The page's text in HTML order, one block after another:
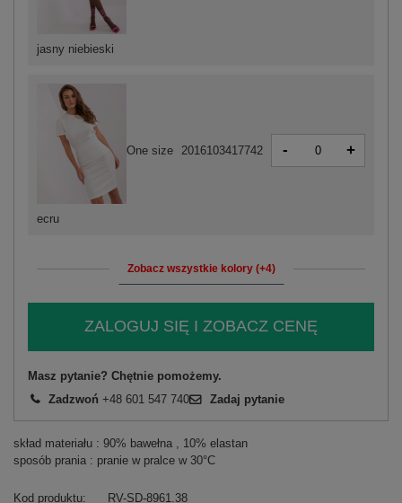
jasny niebieski
ecru
One size 2016103417742 - +
Zobacz wszystkie kolory (+4)
ZALOGUJ SIĘ I ZOBACZ CENĘ
Masz pytanie? Chętnie pomożemy.
Zadzwoń +48 601 547 740 Zadaj pytanie
skład materiału : 90% bawełna , 10% elastan
sposób prania : pranie w pralce w 30°C
Kod produktu RV-SD-8961.38